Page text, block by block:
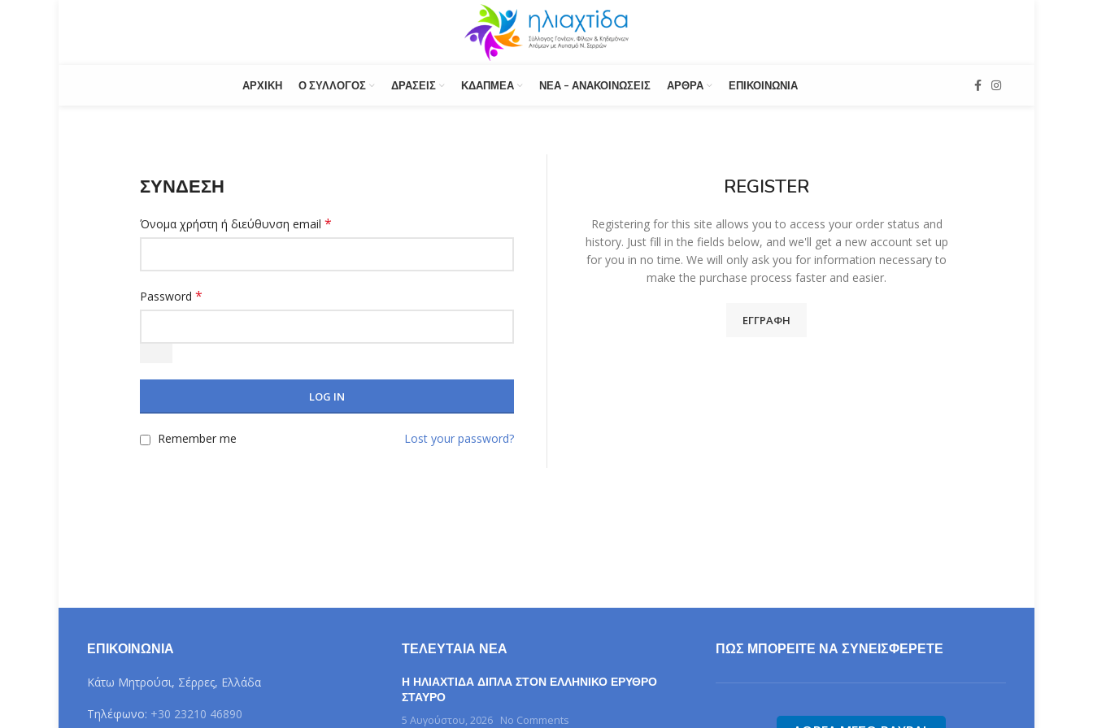
ΑΡΧΙΚΉ Ο ΣΎΛΛΟΓΟΣ ΔΡΆΣΕΙΣ ΚΔΑΠΜΕΑ ΝΈΑ – ΑΝΑΚΟΙΝΏΣΕΙΣ ΆΡΘΡΑ ΕΠΙΚΟΙΝΩΝΊΑ
ΣΎΝΔΕΣΗ
Όνομα χρήστη ή διεύθυνση email *
Password *
LOG IN
Lost your password?
Remember me
REGISTER
Registering for this site allows you to access your order status and
history. Just fill in the fields below, and we'll get a new account set up
for you in no time. We will only ask you for information necessary to
make the purchase process faster and easier.
ΕΓΓΡΑΦΉ
ΕΠΙΚΟΙΝΩΝΊΑ
Κάτω Μητρούσι, Σέρρες, Ελλάδα
Τηλέφωνο: +30 23210 46890
ΤΕΛΕΥΤΑΊΑ ΝΈΑ
Η ΗΛΙΑΧΤΙΔΑ ΔΙΠΛΑ ΣΤΟΝ ΕΛΛΗΝΙΚΟ ΕΡΥΘΡΟ
ΣΤΑΥΡΟ
5 Αυγούστου, 2026 No Comments
ΠΩΣ ΜΠΟΡΕΊΤΕ ΝΑ ΣΥΝΕΙΣΦΕΡΕΤΕ